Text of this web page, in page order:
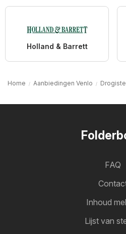
Holland & Barrett
Home Aanbiedingen Venlo
FAQ
Inhoud
Lijst van